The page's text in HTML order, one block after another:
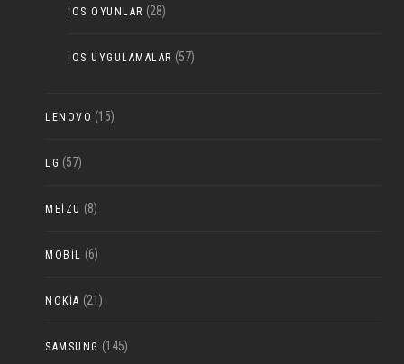
IOS OYUNLAR (28)
IOS UYGULAMALAR (57)
LENOVO (15)
LG (57)
MEIZU (8)
MOBIL (6)
NOKIA (21)
SAMSUNG (145)